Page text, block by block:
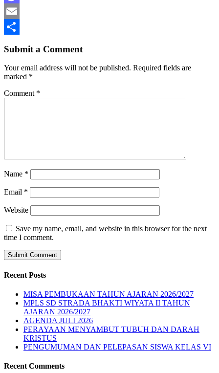
Mastodon
Email
Submit a Comment
Your email address will not be published. Required fields are
marked *
Comment *
Name *
Email *
Website
Save my name, email, and website in this browser for the next
time I comment.
Recent Posts
MISA PEMBUKAAN TAHUN AJARAN 2026/2027
MPLS SD STRADA BHAKTI WIYATA II TAHUN
AJARAN 2026/2027
AGENDA JULI 2026
PERAYAAN MENYAMBUT TUBUH DAN DARAH
KRISTUS
PENGUMUMAN DAN PELEPASAN SISWA KELAS VI
Recent Comments